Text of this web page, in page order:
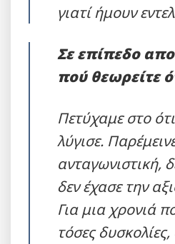
γιατί ήμουν
Σε επίπεδο
πού θεωρείτε
Πετύχαμε στο
λύγισε.
ανταγωνιστική,
δεν έχασε την
Για μια χρονιά
τόσες δυσκολίες,